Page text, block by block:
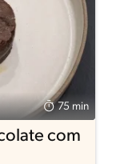
75 min
com